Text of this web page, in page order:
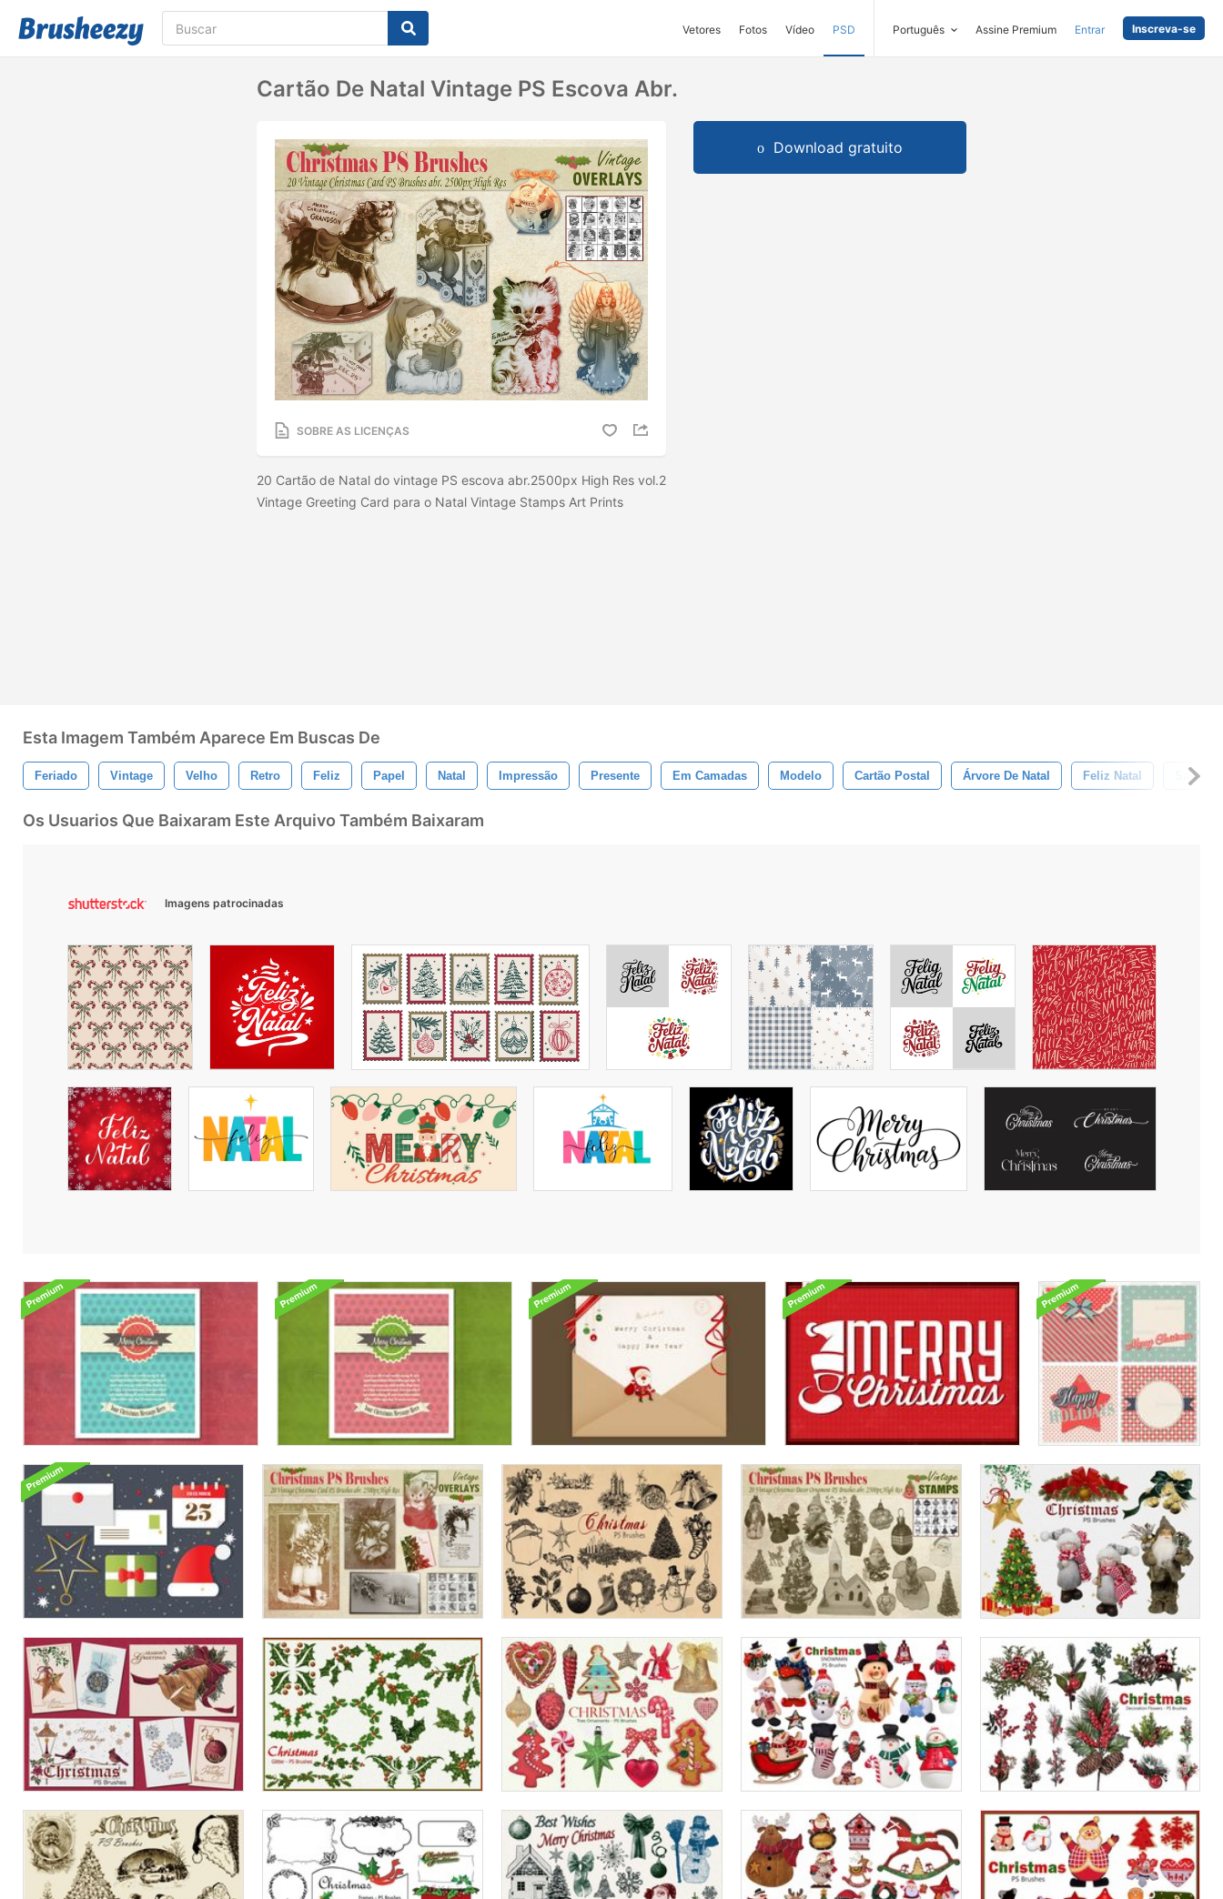
Vetores Fotos Vídeo PSD Português Assine Premium Entrar Inscreva-se
Cartão De Natal Vintage PS Escova Abr.
SOBRE AS LICENÇAS
20 Cartão de Natal do vintage PS escova abr.2500px High Res vol.2
Vintage Greeting Card para o Natal Vintage Stamps Art Prints
Download gratuito
Esta Imagem Também Aparece Em Buscas De
Feriado Vintage Velho Retro Feliz Papel Natal Impressão Presente Em Camadas Modelo Cartão Postal Árvore De Natal Feliz Natal Santa
Os Usuarios Que Baixaram Este Arquivo Também Baixaram
Imagens patrocinadas